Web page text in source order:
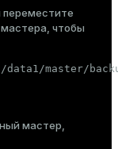
переместите
чтобы
master/
мастер,